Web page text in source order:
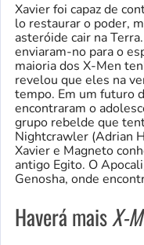
Xavier foi capaz de
lo restaurar o poder,
asteróide cair na
enviaram-no para o
maioria dos X-Men
revelou que eles na
tempo. Em um futuro
encontraram o
grupo rebelde que
Nightcrawler (Adrian
Xavier e Magneto
antigo Egito. O
Genosha, onde
Haverá maisX-